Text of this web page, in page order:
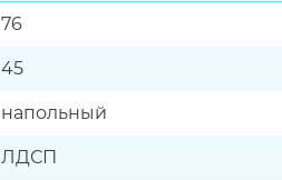
76
45
напольный
ЛДСП